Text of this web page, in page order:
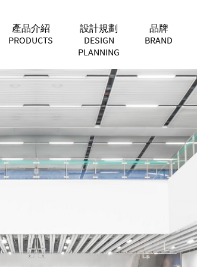
產品介紹
PRODUCTS
設計規劃
DESIGN
PLANNING
品牌
BRAND